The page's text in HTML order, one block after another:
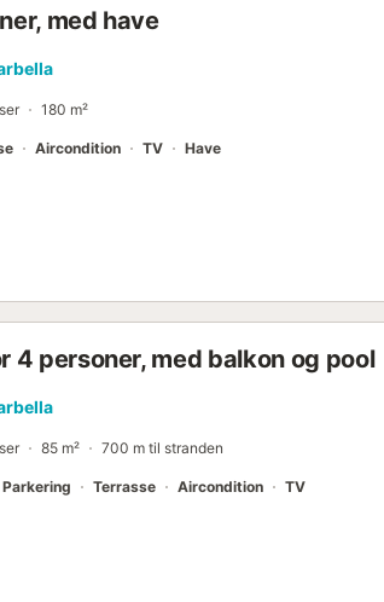
med have
180 m²
Aircondition TV Have
4 personer, med balkon og pool
85 m² 700 m til stranden
Parkering Terrasse Aircondition TV